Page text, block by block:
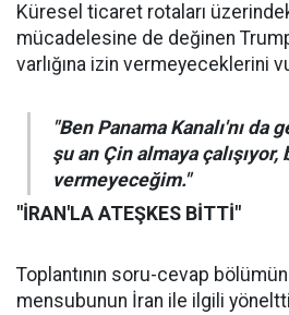
Küresel ticaret rotaları
mücadelesine de değinen
varlığına izin vermeyeceklerini
"Ben Panama Kanalı'nı da
şu an Çin almaya çalışıyor,
vermeyeceğim."
"İRAN'LA ATEŞKES BİTTİ"
Toplantının soru-cevap
mensubunun İran ile ilgili